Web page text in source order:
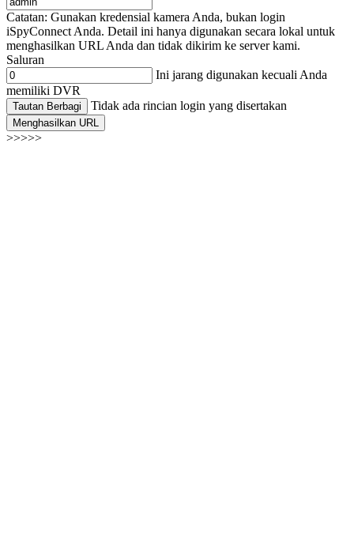
Catatan: Gunakan kredensial kamera Anda, bukan login
iSpyConnect Anda. Detail ini hanya digunakan secara lokal untuk
menghasilkan URL Anda dan tidak dikirim ke server kami.
Saluran
Ini jarang digunakan kecuali Anda
memiliki DVR
Tautan Berbagi Tidak ada rincian login yang disertakan
Menghasilkan URL
>>>>>